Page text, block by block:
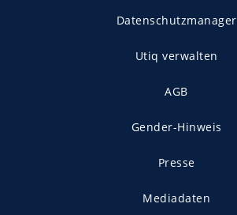
Datenschutzmanager
Utiq verwalten
AGB
Gender-Hinweis
Presse
Mediadaten